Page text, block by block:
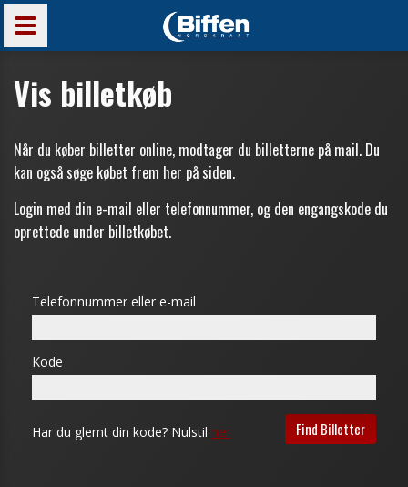
Vis billetkøb
Når du køber billetter online, modtager du billetterne på mail. Du
kan også søge købet frem her på siden.
Login med din e-mail eller telefonnummer, og den engangskode du
oprettede under billetkøbet.